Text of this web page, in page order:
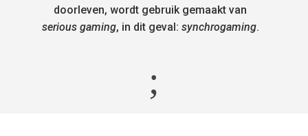
doorleven, wordt gebruik gemaakt van
serious gaming, in dit geval: synchrogaming.
;